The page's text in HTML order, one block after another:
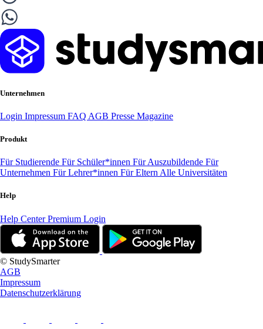
Unternehmen
Login Impressum FAQ AGB Presse Magazine
Produkt
Für Studierende Für Schüler*innen Für Auszubildende Für
Unternehmen Für Lehrer*innen Für Eltern Alle Universitäten
Help
Help CenterPremium Login
© StudySmarter
AGB
Impressum
Datenschutzerklärung